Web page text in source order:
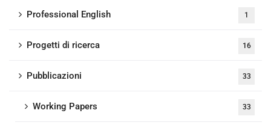
Professional English 1
Progetti di ricerca 16
Pubblicazioni 33
Working Papers 33